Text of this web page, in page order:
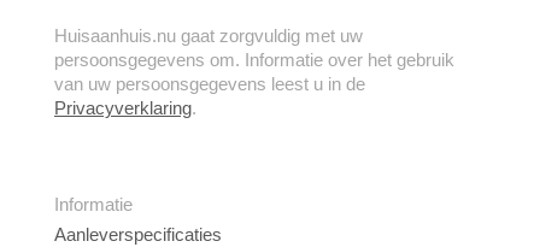
Huisaanhuis.nu gaat zorgvuldig met uw
persoonsgegevens om. Informatie over het gebruik
van uw persoonsgegevens leest u in de
Privacyverklaring.
Informatie
Aanleverspecificaties